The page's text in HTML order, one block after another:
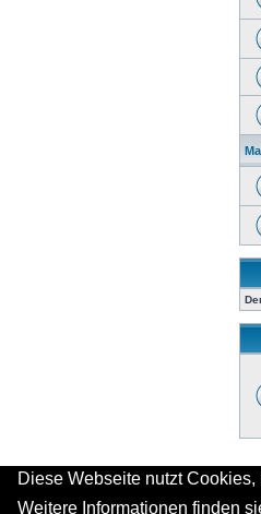
Diese Webseite nutzt
Weitere Informationen finden